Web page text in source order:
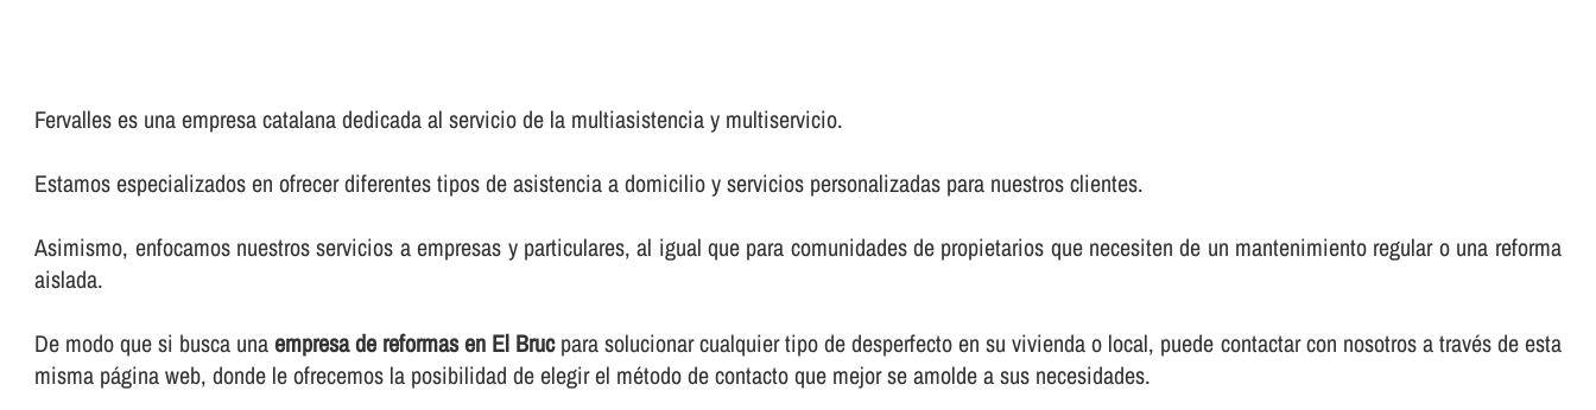
Fervalles es una empresa catalana dedicada al servicio de la multiasistencia y multiservicio.
Estamos especializados en ofrecer diferentes tipos de asistencia a domicilio y servicios personalizadas para nuestros clientes.
Asimismo, enfocamos nuestros servicios a empresas y particulares, al igual que para comunidades de propietarios que necesiten de un mantenimiento regular o una reforma
aislada.
De modo que si busca unaempresa de reformas en El Brucpara solucionar cualquier tipo de desperfecto en su vivienda o local, puede contactar con nosotros a través de esta
misma página web, donde le ofrecemos la posibilidad de elegir el método de contacto que mejor se amolde a sus necesidades.